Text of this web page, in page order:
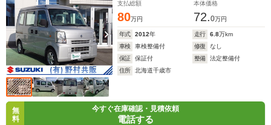
支払総額
80万円
本体価格
72.0万円
年式 2012年 走行 6.8万km
車検
車検整備付 修復
なし
保証
保証付 整備
法定整備付
住所
北海道千歳市
無
料
今すぐ在庫確認・見積依頼
電話する